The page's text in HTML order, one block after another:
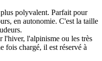
polyvalent. Parfait pour
en autonomie. C'est la taille
l'hiver, l'alpinisme ou les très
fois chargé, il est réservé à